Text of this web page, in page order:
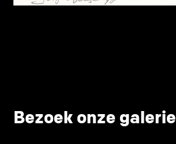
Bezoek onze galerie